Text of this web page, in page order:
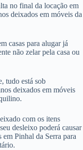
no final da locação em
deixados em móveis da
casas para alugar já
não zelar pela casa ou
tudo está sob
deixados em móveis
com os itens
desleixo poderá causar
Pinhal da Serra para